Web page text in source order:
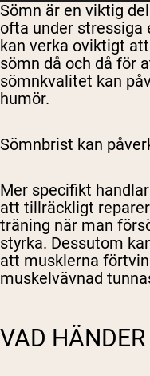
Sömn är en viktig
ofta under stressiga
kan verka oviktigt
sömn då och då för
sömnkvalitet kan
humör.
Sömnbrist kan
Mer specifikt
att tillräckligt
träning när man
styrka. Dessutom
att musklerna
muskelvävnad
VAD